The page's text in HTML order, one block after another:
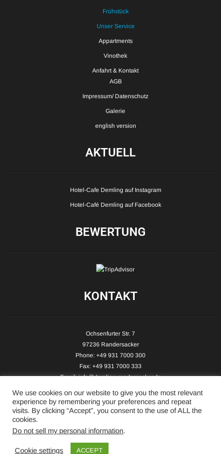
Frühstück
Unser Service
Appartments
Vinothek
Anfahrt & Kontakt
AGB
Impressum/ Datenschutz
Galerie
english version
AKTUELL
Hotel-Cafe Demling auf Instagram
Hotel-Café Demling auf Facebook
BEWERTUNG
KONTAKT
Ochsenfurter Str. 7
97236 Randersacker
Phone: +49 931 7000 300
Fax: +49 931 7000 333
Email:info@demling-randersacker.de
Copyright © 2026 Hotel-Café Demling - All Rights Reserved.
We use cookies on our website to give you the most relevant
experience by remembering your preferences and repeat
visits. By clicking “Accept”, you consent to the use of ALL the
cookies.
Do not sell my personal information.
Cookie settings ACCEPT